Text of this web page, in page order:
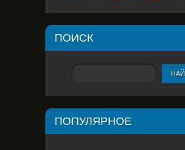
ПОИСК
ПОПУЛЯРНОЕ